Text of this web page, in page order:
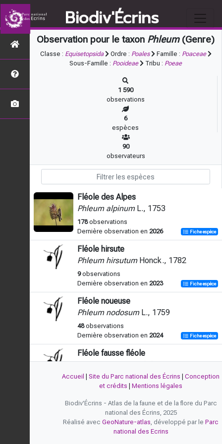
Biodiv'Écrins
Observation pour le taxon Phleum(Genre)
Classe : Equisetopsida Ordre : Poales Famille : Poaceae
Sous-Famille : Pooideae Tribu : Poeae
1 590
observations
6
espèces
90
observateurs
Fléole des Alpes
Phleum alpinumL., 1753
178observations
Dernière observation en 2026 Fiche espèce
Fléole hirsute
Phleum hirsutumHonck., 1782
9observations
Dernière observation en 2023 Fiche espèce
Fléole noueuse
Phleum nodosumL., 1759
48observations
Dernière observation en 2024 Fiche espèce
Fléole fausse fléole
Phleum phleoides(L.) H.Karst., 1880
36 observations
Dernière observation en2024
Fléole des prés
Phleum pratenseL., 1753
observations
Accueil Site du Parc national des Écrins
Conception
et crédits
Mentions légales
Biodiv'Écrins - Atlas de la faune et de la flore du Parc
national des Écrins, 2025
Réalisé avec GeoNature-atlas, développé par le Parc
national des Ecrins